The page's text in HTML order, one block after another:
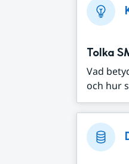
Tolka
Vad
och hur